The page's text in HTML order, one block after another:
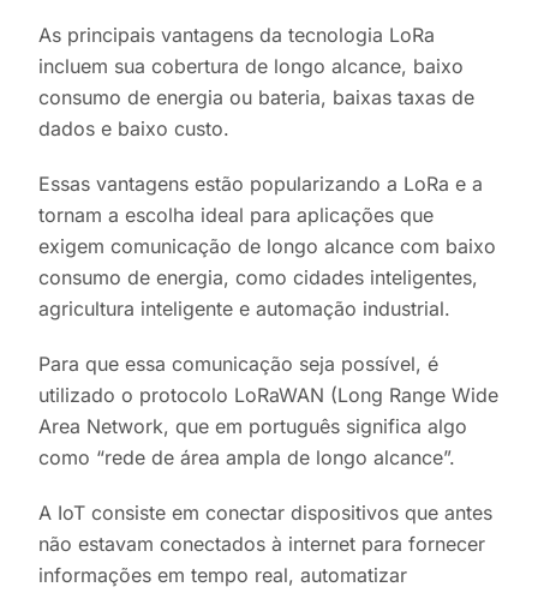
As principais vantagens da tecnologia LoRa
incluem sua cobertura de longo alcance, baixo
consumo de energia ou bateria, baixas taxas de
dados e baixo custo.
Essas vantagens estão popularizando a LoRa e a
tornam a escolha ideal para aplicações que
exigem comunicação de longo alcance com baixo
consumo de energia, como cidades inteligentes,
agricultura inteligente e automação industrial.
Para que essa comunicação seja possível, é
utilizado o protocolo LoRaWAN (Long Range Wide
Area Network, que em português significa algo
como “rede de área ampla de longo alcance”.
A IoT consiste em conectar dispositivos que antes
não estavam conectados à internet para fornecer
informações em tempo real, automatizar